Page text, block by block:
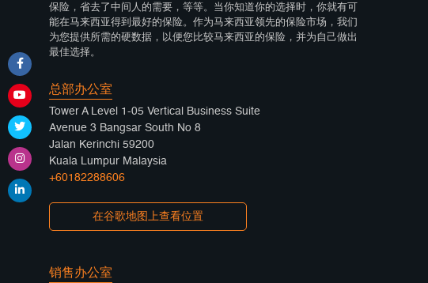
保险，省去了中间人的需要，等等。当你知道你的选择时，你就有可
能在马来西亚得到最好的保险。作为马来西亚领先的保险市场，我们
为您提供所需的硬数据，以便您比较马来西亚的保险，并为自己做出
最佳选择。
总部办公室
Tower A Level 1-05 Vertical Business Suite
Avenue 3 Bangsar South No 8
Jalan Kerinchi 59200
Kuala Lumpur Malaysia
+60182288606
在谷歌地图上查看位置
销售办公室